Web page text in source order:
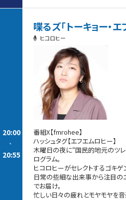
20:00
-
20:55
喋るズ「トーキョー・エ
ヒコロヒー
番組X【fmrohee】
ハッシュタグ【エフエムロヒー】
木曜日の夜に“国民的地元のツ
ログラム。
ヒコロヒーがセレクトするゴキゲ
日常の些細な出来事から注目の
でお届け。
忙しい日々の疲れとモヤモヤを音